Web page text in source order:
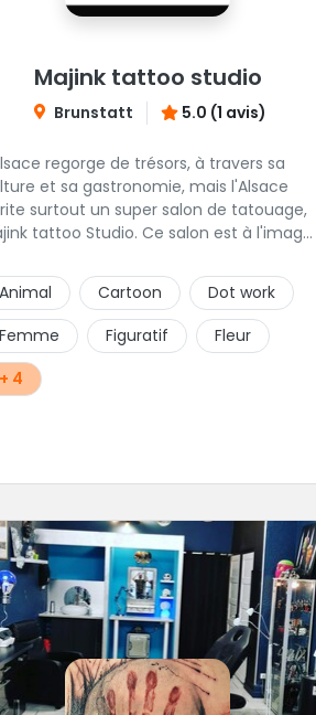
Majink tattoo studio
Brunstatt 5.0 (1 avis)
regorge de trésors, à travers sa
et sa gastronomie, mais l'Alsace
surtout un super salon de tatouage,
tattoo Studio. Ce salon est à l'image
vous y attend et sera enchanté de
faire découvrir son super shop !
Animal Cartoon
Dot work
Femme
Figuratif
Fleur
+ 4